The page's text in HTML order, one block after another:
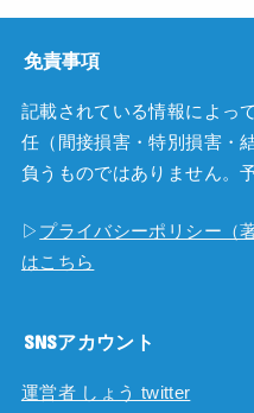
免責事項
記載されている情報によっ
任（間接損害・特別損害・
負うものではありません。
▷ プライバシーポリシー（
はこちら
SNSアカウント
運営者 しょう twitter